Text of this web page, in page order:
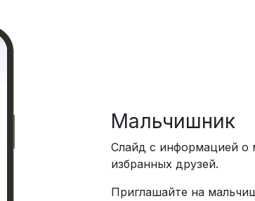
Мальчишник
Слайд с информацией о
избранных друзей.
Приглашайте на